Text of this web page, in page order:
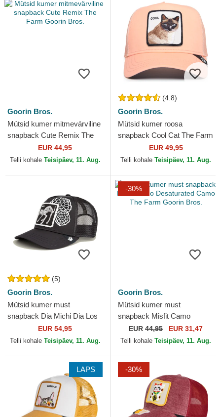
Goorin Bros.
Mütsid kumer mitmevärviline
snapback Cute Remix The
Farm Goorin Bros.
EUR 44,95
Telli kohale Teisipäev, 11. Aug.
(4.8)
Goorin Bros.
Mütsid kumer roosa
snapback Cool Cat The Farm
Premium The Farm Goorin
Bros.
EUR 49,95
Telli kohale Teisipäev, 11. Aug.
(5)
Goorin Bros.
Mütsid kumer must
snapback Dia Michi Dia Los
Muertos The Farm Goorin
Bros.
EUR 54,95
Telli kohale Teisipäev, 11. Aug.
-30%
Goorin Bros.
Mütsid kumer must
snapback Misfit Camo
Desaturated Camo The Farm
Goorin Bros.
EUR 44,95 EUR 31,47
Telli kohale Teisipäev, 11. Aug.
LAPS -30%